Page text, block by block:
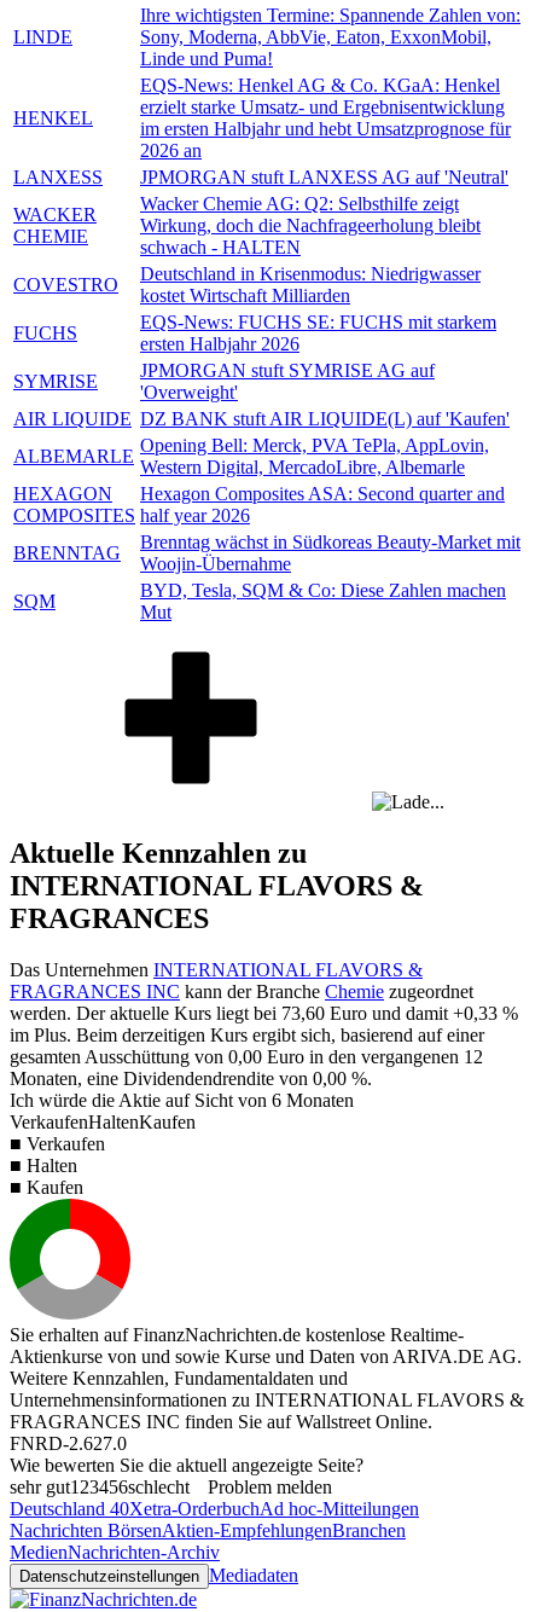
LINDE
Ihre wichtigsten Termine: Spannende Zahlen von:
Sony, Moderna, AbbVie, Eaton, ExxonMobil,
Linde und Puma!
HENKEL
EQS-News: Henkel AG & Co. KGaA: Henkel
erzielt starke Umsatz- und Ergebnisentwicklung
im ersten Halbjahr und hebt Umsatzprognose für
2026 an
LANXESS
JPMORGAN stuft LANXESS AG auf 'Neutral'
WACKER
CHEMIE
Wacker Chemie AG: Q2: Selbsthilfe zeigt
Wirkung, doch die Nachfrageerholung bleibt
schwach - HALTEN
COVESTRO
Deutschland in Krisenmodus: Niedrigwasser
kostet Wirtschaft Milliarden
FUCHS
EQS-News: FUCHS SE: FUCHS mit starkem
ersten Halbjahr 2026
SYMRISE
JPMORGAN stuft SYMRISE AG auf
'Overweight'
AIR LIQUIDE DZ BANK stuft AIR LIQUIDE(L) auf 'Kaufen'
ALBEMARLE
Opening Bell: Merck, PVA TePla, AppLovin,
Western Digital, MercadoLibre, Albemarle
HEXAGON
COMPOSITES
Hexagon Composites ASA: Second quarter and
half year 2026
BRENNTAG
Brenntag wächst in Südkoreas Beauty-Market mit
Woojin-Übernahme
SQM
BYD, Tesla, SQM & Co: Diese Zahlen machen
Mut
Aktuelle Kennzahlen zu
INTERNATIONAL FLAVORS &
FRAGRANCES
Das Unternehmen INTERNATIONAL FLAVORS &
FRAGRANCES INC kann der Branche Chemie zugeordnet
werden. Der aktuelle Kurs liegt bei 73,60 Euro und damit +0,33 %
im Plus. Beim derzeitigen Kurs ergibt sich, basierend auf einer
gesamten Ausschüttung von 0,00 Euro in den vergangenen 12
Monaten, eine Dividendendrendite von 0,00 %.
Ich würde die Aktie auf Sicht von 6 Monaten
VerkaufenHaltenKaufen
■ Verkaufen
■ Halten
■ Kaufen
Sie erhalten auf FinanzNachrichten.de kostenlose Realtime-
Aktienkurse von und sowie Kurse und Daten von ARIVA.DE AG.
Weitere Kennzahlen, Fundamentaldaten und
Unternehmensinformationen zu INTERNATIONAL FLAVORS &
FRAGRANCES INC finden Sie aufWallstreet Online.
FNRD-2.627.0
Wie bewerten Sie die aktuell angezeigte Seite?
sehr gut1 23456schlecht
Problem melden
Deutschland 40Xetra-OrderbuchAd hoc-Mitteilungen
Nachrichten BörsenAktien-EmpfehlungenBranchen
MedienNachrichten-Archiv
Datenschutzeinstellungen Mediadaten